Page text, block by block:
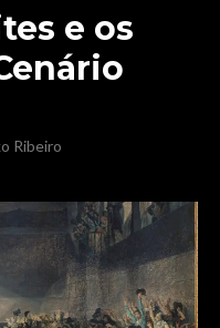
e os
Ribeiro